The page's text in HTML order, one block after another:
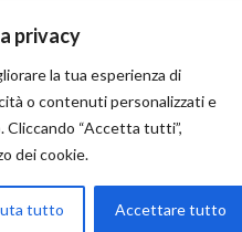
privacy
la tua esperienza di
o contenuti personalizzati e
Cliccando “Accetta tutti”,
dei cookie.
tutto Accettare tutto
ufficiale delle nostre